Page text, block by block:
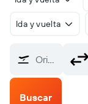
Ida y vuelta
Origen
Buscar